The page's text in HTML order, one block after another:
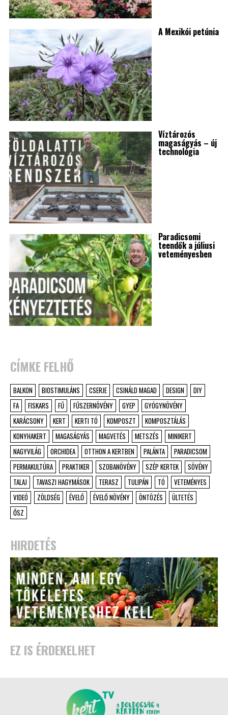
A Mexikói petúnia
Víztározós
magaságyás – új
technológia
Paradicsomi
teendők a júliusi
veteményesben
CÍMKE FELHŐ
BALKON BIOSTIMULÁNS CSERJE CSINÁLD MAGAD DESIGN
DIY
FA
FISKARS FŰ FŰSZERNÖVÉNY GYEP
GYÓGYNÖVÉNY
KARÁCSONY
KERT KERTI TÓ KOMPOSZT
KOMPOSZTÁLÁS
KONYHAKERT
MAGASÁGYÁS MAGVETÉS METSZÉS
MINIKERT
NAGYVILÁG
ORCHIDEA OTTHON A KERTBEN PALÁNTA
PARADICSOM
PERMAKULTÚRA
PRAKTIKER SZOBANÖVÉNY SZÉP KERTEK
SÖVÉNY
TALAJ
TAVASZI HAGYMÁSOK TERASZ TULIPÁN TÓ
VETEMÉNYES
VIDEÓ
ZÖLDSÉG ÉVELŐ ÉVELŐ NÖVÉNY ÖNTÖZÉS
ÜLTETÉS
ŐSZ
HIRDETÉS
EZ IS ÉRDEKELHET